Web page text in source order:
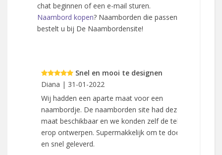
chat beginnen of een e-mail sturen.
Naambord kopen? Naamborden die passen
bestelt u bij De Naambordensite!
Snel en mooi te designen
Diana | 31-01-2022
Wij hadden een aparte maat voor een
naambordje. De naamborden site had deze
maat beschikbaar en we konden zelf de tekst
erop ontwerpen. Supermakkelijk om te doen
en snel geleverd.